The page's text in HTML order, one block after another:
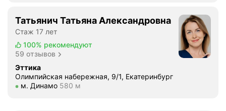
Татьянич Татьяна Александровна
Стаж 17 лет
100% рекомендуют
59 отзывов
Эттика
Олимпийская набережная, 9/1, Екатеринбург
Метро м. Динамо Расстояние 580 м
м. Динамо 580 м